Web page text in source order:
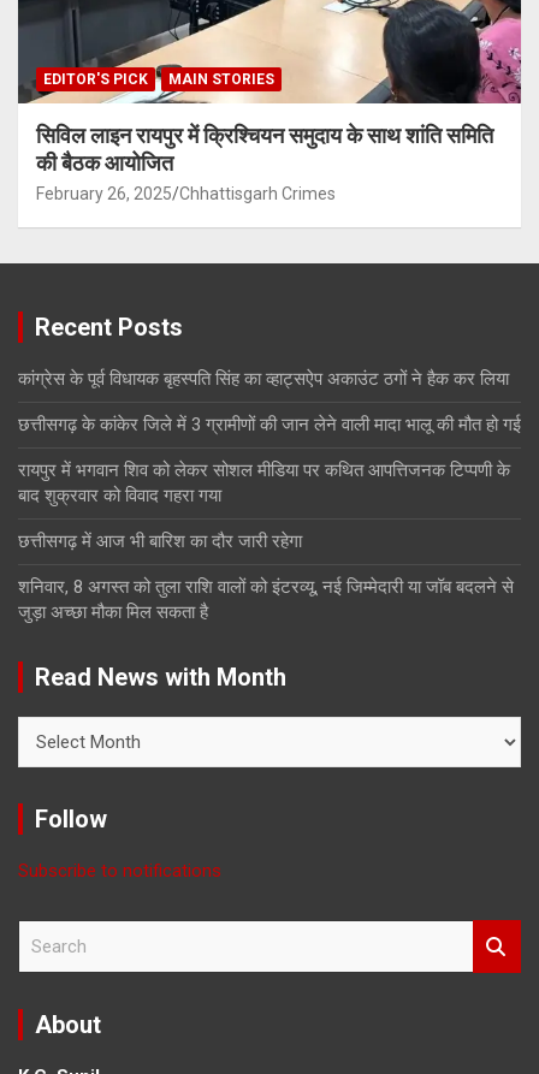
EDITOR'S PICK MAIN STORIES
सिविल लाइन रायपुर में क्रिश्चियन समुदाय के साथ शांति समिति
की बैठक आयोजित
February 26, 2025 Chhattisgarh Crimes
Recent Posts
कांग्रेस के पूर्व विधायक बृहस्पति सिंह का व्हाट्सऐप अकाउंट ठगों ने हैक कर लिया
छत्तीसगढ़ के कांकेर जिले में 3 ग्रामीणों की जान लेने वाली मादा भालू की मौत हो गई
रायपुर में भगवान शिव को लेकर सोशल मीडिया पर कथित आपत्तिजनक टिप्पणी के
बाद शुक्रवार को विवाद गहरा गया
छत्तीसगढ़ में आज भी बारिश का दौर जारी रहेगा
शनिवार, 8 अगस्त को तुला राशि वालों को इंटरव्यू, नई जिम्मेदारी या जॉब बदलने से
जुड़ा अच्छा मौका मिल सकता है
Read News with Month
News
Month
Follow
Subscribe to notifications
r
About